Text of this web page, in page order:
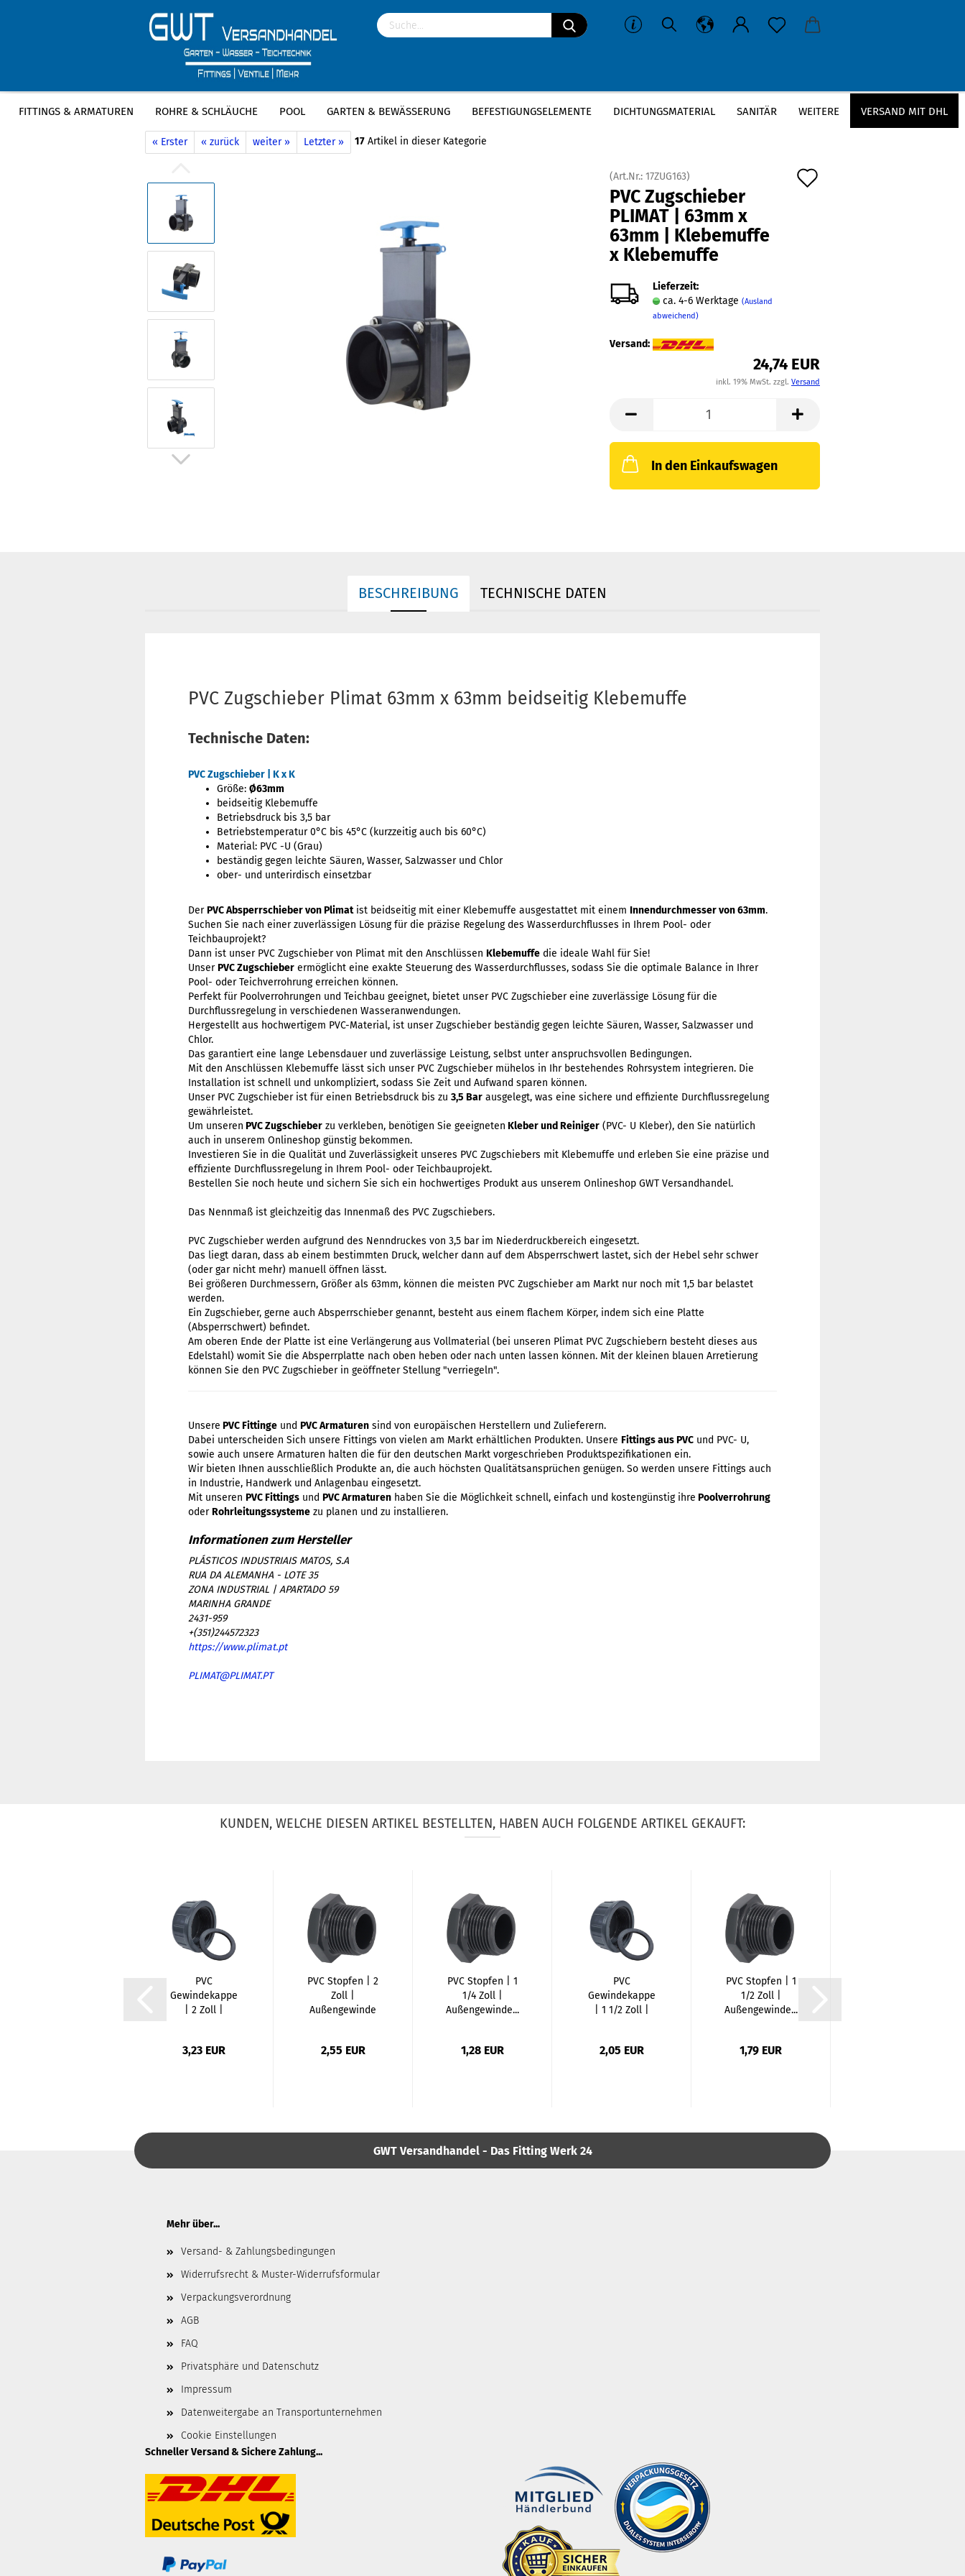
FITTINGS & ARMATUREN ROHRE & SCHLÄUCHE POOL GARTEN & BEWÄSSERUNG BEFESTIGUNGSELEMENTE DICHTUNGSMATERIAL SANITÄR VERSAND MIT DHL
WEITERE
Startseite » Fittings & Armaturen » PVC-U Fittings » PVC Zugschieber » PVC Zugschieber PLIMAT | 63mm x 63mm | Klebemuffe x Klebemuffe
« Erster « zurück weiter » Letzter » 17 Artikel in dieser Kategorie
(Art.Nr.: 17ZUG163)
PVC Zugschieber
PLIMAT | 63mm x
63mm | Klebemuffe
x Klebemuffe
Lieferzeit:
ca. 4-6 Werktage (Ausland
abweichend)
Versand:
24,74 EUR
inkl. 19% MwSt. zzgl. Versand
In den Einkaufswagen
BESCHREIBUNG TECHNISCHE DATEN
PVC Zugschieber Plimat 63mm x 63mm beidseitig Klebemuffe
Technische Daten:
PVC Zugschieber | K x K
Größe: Ø63mm
beidseitig Klebemuffe
Betriebsdruck bis 3,5 bar
Betriebstemperatur 0°C bis 45°C (kurzzeitig auch bis 60°C)
Material: PVC -U (Grau)
beständig gegen leichte Säuren, Wasser, Salzwasser und Chlor
ober- und unterirdisch einsetzbar
DerPVC Absperrschieber von Plimatist beidseitig mit einer Klebemuffe ausgestattet mit einem Innendurchmesser von 63mm.
Suchen Sie nach einer zuverlässigen Lösung für die präzise Regelung des Wasserdurchflusses in Ihrem Pool- oder
Teichbauprojekt?
Dann ist unser PVC Zugschieber von Plimat mit den Anschlüssen Klebemuffe die ideale Wahl für Sie!
UnserPVC Zugschieber ermöglicht eine exakte Steuerung des Wasserdurchflusses, sodass Sie die optimale Balance in Ihrer
Pool- oder Teichverrohrung erreichen können.
Perfekt für Poolverrohrungen und Teichbau geeignet, bietet unser PVC Zugschieber eine zuverlässige Lösung für die
Durchflussregelung in verschiedenen Wasseranwendungen.
Hergestellt aus hochwertigem PVC-Material, ist unser Zugschieber beständig gegen leichte Säuren, Wasser, Salzwasser und
Chlor.
Das garantiert eine lange Lebensdauer und zuverlässige Leistung, selbst unter anspruchsvollen Bedingungen.
Mit den Anschlüssen Klebemuffe lässt sich unser PVC Zugschieber mühelos in Ihr bestehendes Rohrsystem integrieren. Die
Installation ist schnell und unkompliziert, sodass Sie Zeit und Aufwand sparen können.
Unser PVC Zugschieber ist für einen Betriebsdruck bis zu 3,5 Bar ausgelegt, was eine sichere und effiziente Durchflussregelung
gewährleistet.
Um unseren PVC Zugschieber zu verkleben, benötigen Sie geeigneten Kleber und Reiniger (PVC- U Kleber), den Sie natürlich
auch in unserem Onlineshop günstig bekommen.
Investieren Sie in die Qualität und Zuverlässigkeit unseres PVC Zugschiebers mit Klebemuffe und erleben Sie eine präzise und
effiziente Durchflussregelung in Ihrem Pool- oder Teichbauprojekt.
Bestellen Sie noch heute und sichern Sie sich ein hochwertiges Produkt aus unserem Onlineshop GWT Versandhandel.
Das Nennmaß ist gleichzeitig das Innenmaß des PVC Zugschiebers.
PVC Zugschieber werden aufgrund des Nenndruckes von 3,5 bar im Niederdruckbereich eingesetzt.
Das liegt daran, dass ab einem bestimmten Druck, welcher dann auf dem Absperrschwert lastet, sich der Hebel sehr schwer
(oder gar nicht mehr) manuell öffnen lässt.
Bei größeren Durchmessern, Größer als 63mm, können die meisten PVC Zugschieber am Markt nur noch mit 1,5 bar belastet
werden.
Ein Zugschieber, gerne auch Absperrschieber genannt, besteht aus einem flachem Körper, indem sich eine Platte
(Absperrschwert) befindet.
Am oberen Ende der Platte ist eine Verlängerung aus Vollmaterial (bei unseren Plimat PVC Zugschiebern besteht dieses aus
Edelstahl) womit Sie die Absperrplatte nach oben heben oder nach unten lassen können. Mit der kleinen blauen Arretierung
können Sie den PVC Zugschieber in geöffneter Stellung "verriegeln".
Unsere PVC Fittinge und PVC Armaturen sind von europäischen Herstellern und Zulieferern.
Dabei unterscheiden Sich unsere Fittings von vielen am Markt erhältlichen Produkten. Unsere Fittings aus PVC und PVC- U,
sowie auch unsere Armaturen halten die für den deutschen Markt vorgeschrieben Produktspezifikationen ein.
Wir bieten Ihnen ausschließlich Produkte an, die auch höchsten Qualitätsansprüchen genügen. So werden unsere Fittings auch
in Industrie, Handwerk und Anlagenbau eingesetzt.
Mit unseren PVC Fittings und PVC Armaturen haben Sie die Möglichkeit schnell, einfach und kostengünstig ihre Poolverrohrung
oderRohrleitungssysteme zu planen und zu installieren.
PLÁSTICOS INDUSTRIAIS MATOS, S.A
RUA DA ALEMANHA - LOTE 35
ZONA INDUSTRIAL | APARTADO 59
MARINHA GRANDE
2431-959
+(351)244572323
https://www.plimat.pt
PLIMAT@PLIMAT.PT
KUNDEN, WELCHE DIESEN ARTIKEL BESTELLTEN, HABEN AUCH FOLGENDE ARTIKEL GEKAUFT:
PVC
Gewindekappe
| 2 Zoll |
3,23 EUR
PVC Stopfen | 2
Zoll |
Außengewinde
2,55 EUR
PVC Stopfen | 1
1/4 Zoll |
Außengewinde...
1,28 EUR
PVC
Gewindekappe
| 1 1/2 Zoll |
2,05 EUR
PVC Stopfen | 1
1/2 Zoll |
Außengewinde...
1,79 EUR
GWT Versandhandel - Das Fitting Werk 24
Mehr über...
Versand- & Zahlungsbedingungen
Widerrufsrecht & Muster-Widerrufsformular
Verpackungsverordnung
AGB
FAQ
Privatsphäre und Datenschutz
Impressum
Datenweitergabe an Transportunternehmen
Cookie Einstellungen
Schneller Versand & Sichere Zahlung...